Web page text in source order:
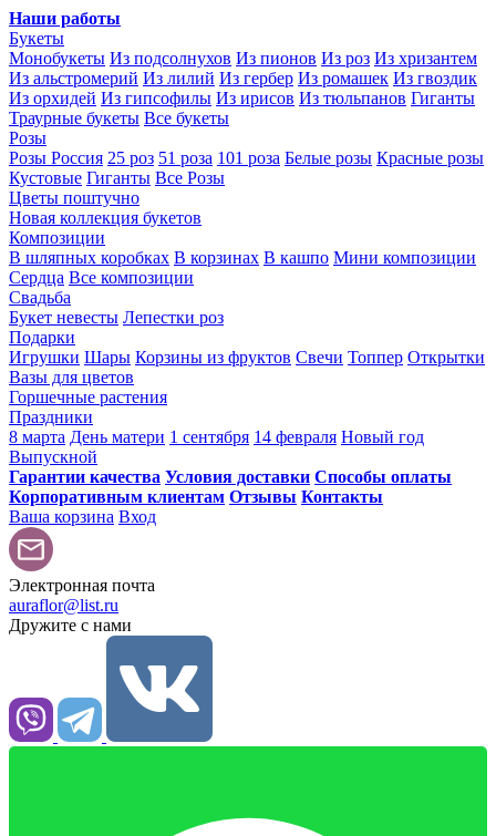
Наши работы
Букеты
Монобукеты Из подсолнухов Из пионов Из роз Из хризантем
Из альстромерий Из лилий Из гербер Из ромашек Из гвоздик
Из орхидей Из гипсофилы Из ирисов Из тюльпанов Гиганты
Траурные букеты Все букеты
Розы
Розы Россия 25 роз 51 роза 101 роза Белые розы Красные розы
Кустовые Гиганты Все Розы
Цветы поштучно
Новая коллекция букетов
Композиции
В шляпных коробках В корзинах В кашпо Мини композиции
Сердца Все композиции
Свадьба
Букет невесты Лепестки роз
Подарки
Игрушки Шары Корзины из фруктов Свечи Топпер Открытки
Вазы для цветов
Горшечные растения
Праздники
8 марта День матери 1 сентября 14 февраля Новый год
Выпускной
Гарантии качества Условия доставки Способы оплаты
Корпоративным клиентам Отзывы Контакты
Ваша корзина Вход
Электронная почта
auraflor@list.ru
Дружите с нами